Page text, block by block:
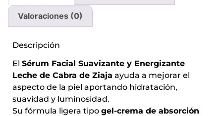
Valoraciones (0)
Descripción
El Sérum Facial Suavizante y Energizante
Leche de Cabra de Ziaja ayuda a mejorar el
aspecto de la piel aportando hidratación,
suavidad y luminosidad.
Su fórmula ligera tipo gel-crema de absorción